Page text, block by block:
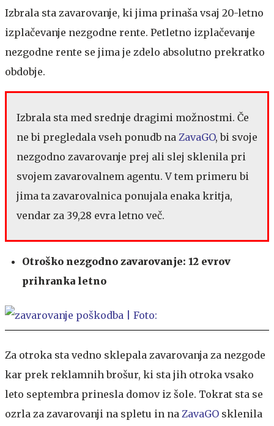
Izbrala sta zavarovanje, ki jima prinaša vsaj 20-letno
izplačevanje nezgodne rente. Petletno izplačevanje
nezgodne rente se jima je zdelo absolutno prekratko
obdobje.
Izbrala sta med srednje dragimi možnostmi. Če
ne bi pregledala vseh ponudb na ZavaGO, bi svoje
nezgodno zavarovanje prej ali slej sklenila pri
svojem zavarovalnem agentu. V tem primeru bi
jima ta zavarovalnica ponujala enaka kritja,
vendar za 39,28 evra letno več.
Otroško nezgodno zavarovanje: 12 evrov
prihranka letno
Za otroka sta vedno sklepala zavarovanja za nezgode
kar prek reklamnih brošur, ki sta jih otroka vsako
leto septembra prinesla domov iz šole. Tokrat sta se
ozrla za zavarovanji na spletu in na ZavaGO sklenila